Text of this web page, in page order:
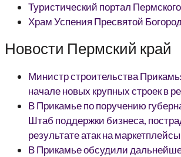
Туристический портал
Храм Успения Пресвятой
Новости Пермский край
Министр строительства
начале новых крупных строек в
В Прикамье по поручению
Штаб поддержки бизнеса,
результате атак на маркетплейсы
В Прикамье обсудили